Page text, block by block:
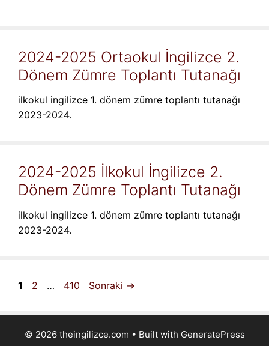
2024-2025 Ortaokul İngilizce 2.
Dönem Zümre Toplantı Tutanağı
ilkokul ingilizce 1. dönem zümre toplantı tutanağı
2023-2024.
2024-2025 İlkokul İngilizce 2.
Dönem Zümre Toplantı Tutanağı
ilkokul ingilizce 1. dönem zümre toplantı tutanağı
2023-2024.
Sayfa
1 Sayfa
2 … Sayfa
410 Sonraki →
© 2026 theingilizce.com • Built with GeneratePress